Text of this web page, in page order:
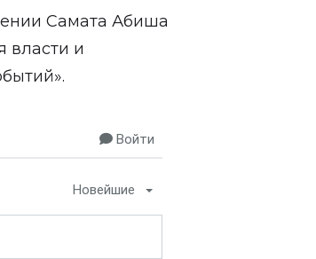
Самата Абиша
власти и
Войти
Новейшие